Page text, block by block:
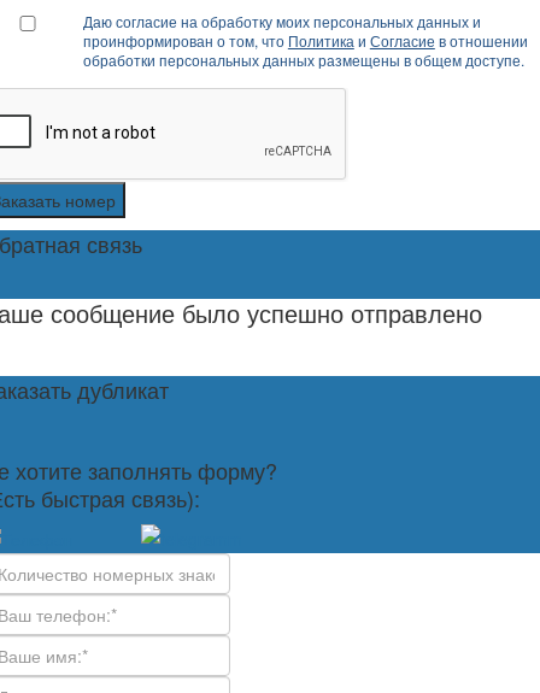
Даю согласие на обработку моих персональных данных и
проинформирован о том, что Политика и Согласие в отношении
обработки персональных данных размещены в общем доступе.
номер
связь
сообщение было успешно отправлено
дубликат
хотите заполнять форму?
быстрая связь):